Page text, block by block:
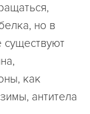
но в
существуют
как
антитела